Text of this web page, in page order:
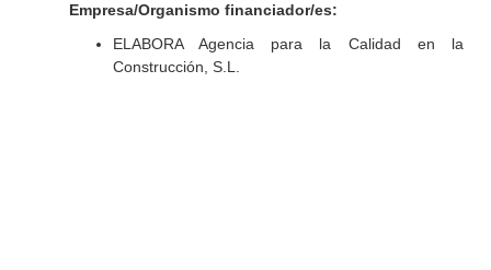
Empresa/Organismo financiador/es:
ELABORA Agencia para la Calidad en la
Construcción, S.L.